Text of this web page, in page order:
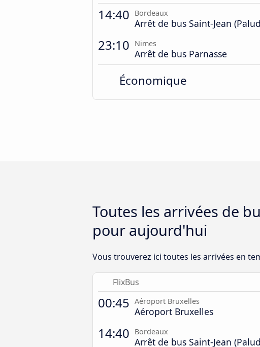
14:40 Bordeaux
Arrêt de bus Saint-Jean
23:10 Nimes
Arrêt de bus Parnasse
Économique
Toutes les arrivées de
pour aujourd'hui
Vous trouverez ici toutes les arrivées en
FlixBus
00:45 Aéroport Bruxelles
Aéroport Bruxelles
14:40 Bordeaux
Arrêt de bus Saint-Jean